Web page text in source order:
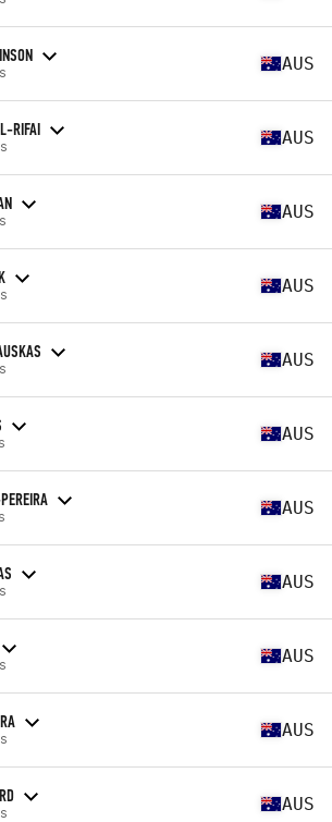
AUS
RIFAI AUS
AUS
AUS
AUS
AUS
AUS
AUS
AUS
AUS
AUS